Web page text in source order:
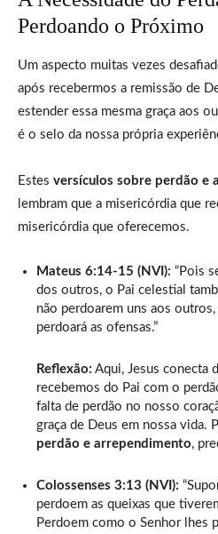
Perdoando o Próximo
Um aspecto muitas vezes
após recebermos a remissão de
estender essa mesma graça aos
é o selo da nossa própria
Estes versículos sobre perdão e
lembram que a misericórdia que
misericórdia que oferecemos.
Mateus 6:14-15 (NVI): “Pois
dos outros, o Pai celestial
não perdoarem uns aos
perdoará as ofensas.”
Reflexão: Aqui, Jesus conecta
recebemos do Pai com o
falta de perdão no nosso
graça de Deus em nossa vida.
perdão e arrependimento,
Colossenses 3:13 (NVI):
perdoem as queixas que
Perdoem como o Senhor lhes